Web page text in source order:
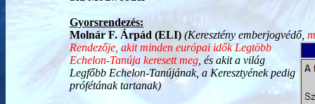
Gyorsrendezés:
Molnár F. Árpád (ELI) (Keresztény emberjogvédő,
Rendezője, akit minden európai idők Legtöbb
Echelon-Tanúja keresett meg , és akit a világ
Legfőbb Echelon-Tanújának, a Keresztyének pedig
prófétának tartanak)